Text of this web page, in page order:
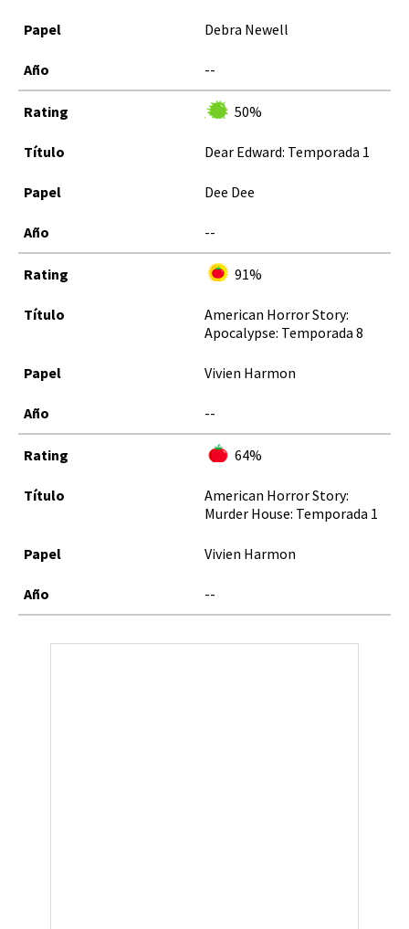
Debra Newell
--
50%
Dear Edward: Temporada 1
Dee Dee
--
91%
American Horror Story:
Apocalypse: Temporada 8
Vivien Harmon
--
64%
American Horror Story:
Murder House: Temporada 1
Vivien Harmon
--